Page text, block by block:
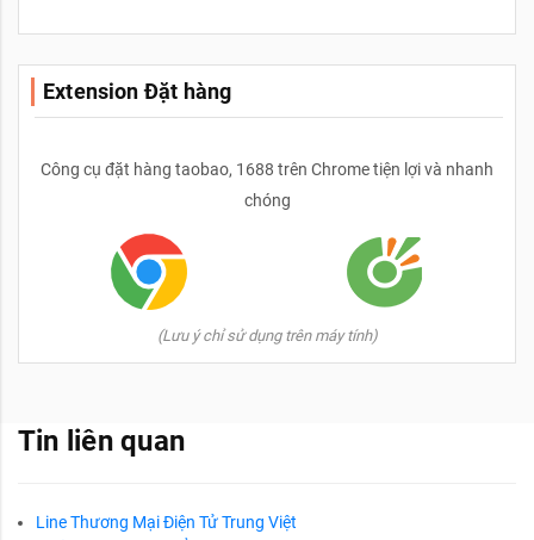
Extension Đặt hàng
Công cụ đặt hàng taobao, 1688 trên Chrome tiện lợi và nhanh
chóng
(Lưu ý chỉ sử dụng trên máy tính)
Tin liên quan
Line Thương Mại Điện Tử Trung Việt